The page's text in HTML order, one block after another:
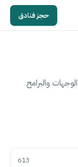
حجز فنادق
والبرامج
613